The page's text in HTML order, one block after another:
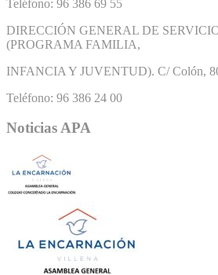
Teléfono: 96 386 69 55
DIRECCIÓN GENERAL DE
(PROGRAMA FAMILIA,
INFANCIA Y JUVENTUD). C/ Colón,
Teléfono: 96 386 24 00
Noticias APA